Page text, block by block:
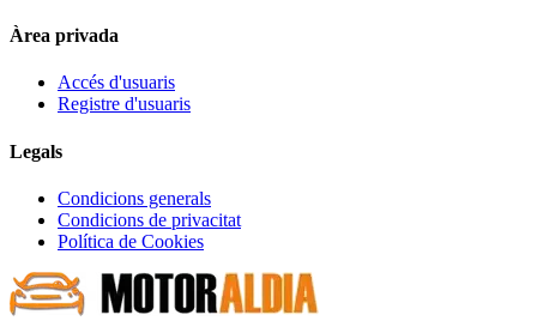
Àrea privada
Accés d'usuaris
Registre d'usuaris
Legals
Condicions generals
Condicions de privacitat
Política de Cookies